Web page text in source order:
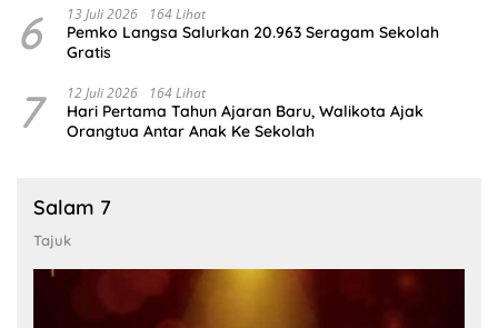
6 13 Juli 2026 164 Lihat
Pemko Langsa Salurkan 20.963 Seragam Sekolah
Gratis
7 12 Juli 2026 164 Lihat
Hari Pertama Tahun Ajaran Baru, Walikota Ajak
Orangtua Antar Anak Ke Sekolah
Salam 7
Tajuk